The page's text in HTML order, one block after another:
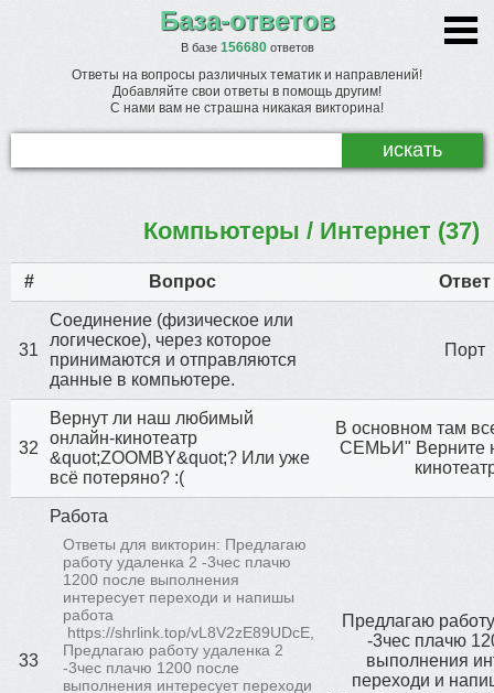
База-ответов
В базе 156680ответов
Ответы на вопросы различных тематик и направлений!
Добавляйте свои ответы в помощь другим!
С нами вам не страшна никакая викторина!
Компьютеры / Интернет (37)
# Вопрос Ответ
31
Соединение (физическое или
логическое), через которое
принимаются и отправляются
данные в компьютере.
Порт
32
Вернут ли наш любимый
онлайн-кинотеатр
&quot;ZOOMBY&quot;? Или уже
всё потеряно? :(
В основном там
СЕМЬИ" Верните
33
Работа
Ответы для викторин: Предлагаю
работу удаленка 2 -3чес плачю
1200 после выполнения
интересует переходи и напишы
работа
https://shrlink.top/vL8V2zE89UDcE,
Предлагаю работу удаленка 2
-3чес плачю 1200 после
выполнения интересует переходи
Предлагаю
-3чес плачю
выполнения
переходи и